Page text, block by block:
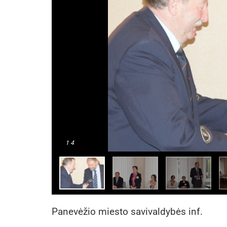
1 4
Panevėžio miesto savivaldybės inf.